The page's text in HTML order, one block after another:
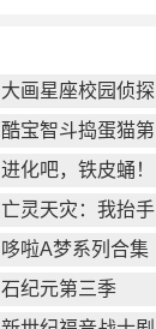
大画星座校园侦探
第2季
酷宝智斗捣蛋猫第
1季
进化吧，铁皮蛹！
亡灵天灾：我抬手
百万骨海
哆啦A梦系列合集
石纪元第三季